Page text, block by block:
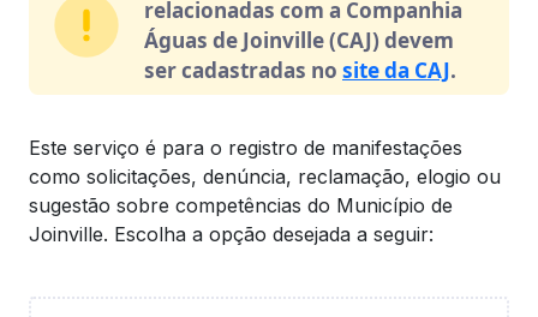
relacionadas com a Companhia
Águas de Joinville (CAJ) devem
ser cadastradas no site da CAJ.
Este serviço é para o registro de manifestações
como solicitações, denúncia, reclamação, elogio ou
sugestão sobre competências do Município de
Joinville. Escolha a opção desejada a seguir: